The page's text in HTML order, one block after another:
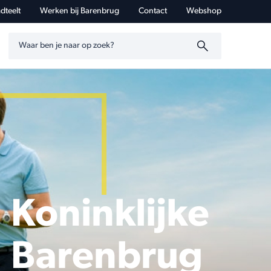
Werken bij Barenbrug Contact Webshop
Koninklijke
Barenbrug